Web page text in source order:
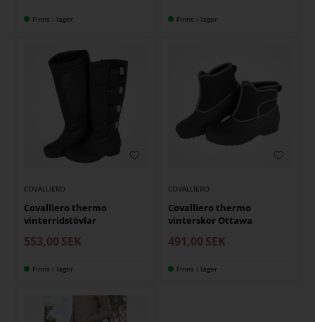
Finns i lager Finns i lager
COVALLIERO
Covalliero thermo
vinterridstövlar
553,00 SEK
Finns i lager
COVALLIERO
Covalliero thermo
vinterskor Ottawa
491,00 SEK
Finns i lager